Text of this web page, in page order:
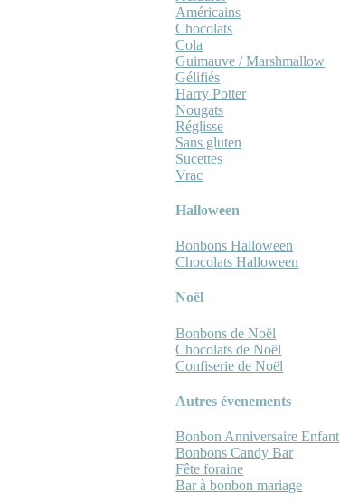
Américains
Chocolats
Cola
Guimauve / Marshmallow
Gélifiés
Harry Potter
Nougats
Réglisse
Sans gluten
Sucettes
Vrac
Halloween
Bonbons Halloween
Chocolats Halloween
Noël
Bonbons de Noël
Chocolats de Noël
Confiserie de Noël
Autres évenements
Bonbon Anniversaire Enfant
Bonbons Candy Bar
Fête foraine
Bar à bonbon mariage